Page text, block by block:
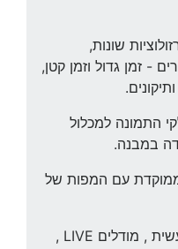
שונות,
- זמן גדול וזמן קטן,
התמונה למכלול
במבנה.
עם המפות של
שיעורי מודל - עבודה מעשית , מודלים LIVE ,